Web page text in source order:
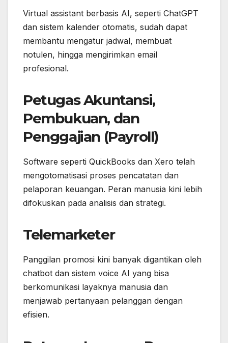
Virtual assistant berbasis AI, seperti ChatGPT
dan sistem kalender otomatis, sudah dapat
membantu mengatur jadwal, membuat
notulen, hingga mengirimkan email
profesional.
Petugas Akuntansi,
Pembukuan, dan
Penggajian (Payroll)
Software seperti QuickBooks dan Xero telah
mengotomatisasi proses pencatatan dan
pelaporan keuangan. Peran manusia kini lebih
difokuskan pada analisis dan strategi.
Telemarketer
Panggilan promosi kini banyak digantikan oleh
chatbot dan sistem voice AI yang bisa
berkomunikasi layaknya manusia dan
menjawab pertanyaan pelanggan dengan
efisien.